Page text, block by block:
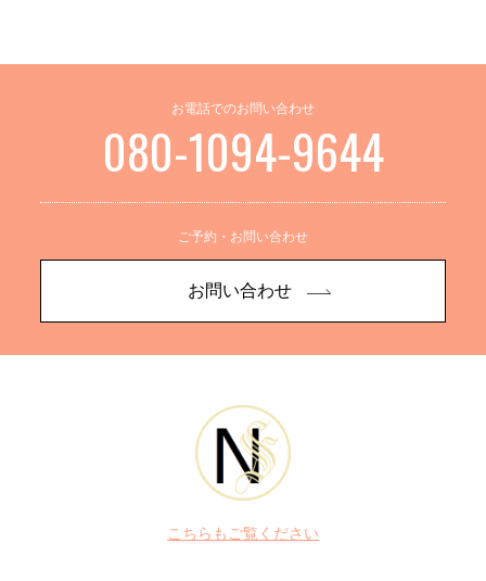
お電話でのお問い合わせ
080-1094-9644
ご予約・お問い合わせ
お問い合わせ
こちらもご覧ください